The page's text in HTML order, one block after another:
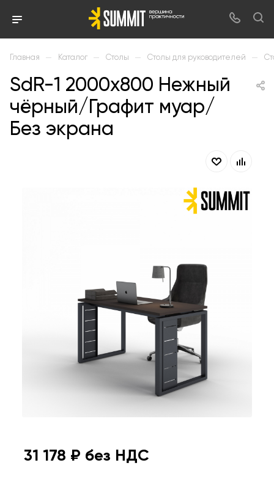
Главная — Каталог — Столы — Столы для руководителей —
SdR-1 2000х800 Нежный
чёрный/Графит муар/
Без экрана
31 178 ₽ без НДС